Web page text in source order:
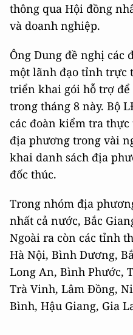
thông qua Hội đồng
và doanh nghiệp.
Ông Dung đề nghị các
một lãnh đạo tỉnh trực
triển khai gói hỗ trợ
trong tháng 8 này. Bộ
các đoàn kiểm tra
địa phương trong vài
khai danh sách địa
đốc thúc.
Trong nhóm địa
nhất cả nước, Bắc
Ngoài ra còn các tỉnh
Hà Nội, Bình Dương,
Long An, Bình Phước,
Trà Vinh, Lâm Đồng,
Bình, Hậu Giang, Gia